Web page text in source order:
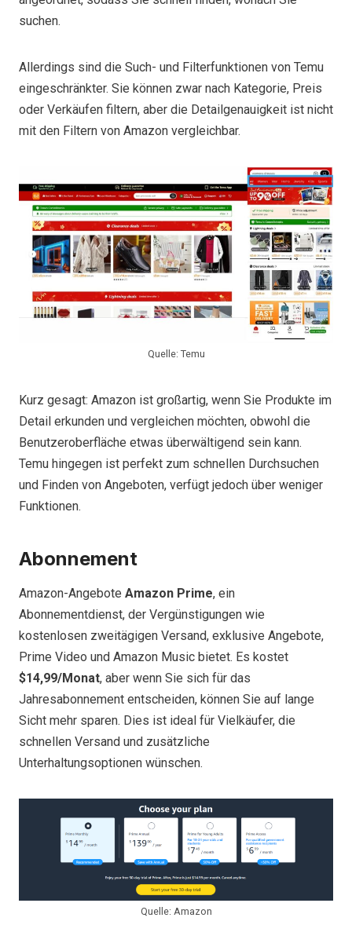
suchen.
Allerdings sind die Such- und Filterfunktionen von Temu
eingeschränkter. Sie können zwar nach Kategorie, Preis
oder Verkäufen filtern, aber die Detailgenauigkeit ist nicht
mit den Filtern von Amazon vergleichbar.
Quelle: Temu
Kurz gesagt: Amazon ist großartig, wenn Sie Produkte im
Detail erkunden und vergleichen möchten, obwohl die
Benutzeroberfläche etwas überwältigend sein kann.
Temu hingegen ist perfekt zum schnellen Durchsuchen
und Finden von Angeboten, verfügt jedoch über weniger
Funktionen.
Abonnement
Amazon-Angebote Amazon Prime, ein
Abonnementdienst, der Vergünstigungen wie
kostenlosen zweitägigen Versand, exklusive Angebote,
Prime Video und Amazon Music bietet. Es kostet
$14,99/Monat, aber wenn Sie sich für das
Jahresabonnement entscheiden, können Sie auf lange
Sicht mehr sparen. Dies ist ideal für Vielkäufer, die
schnellen Versand und zusätzliche
Unterhaltungsoptionen wünschen.
Quelle: Amazon